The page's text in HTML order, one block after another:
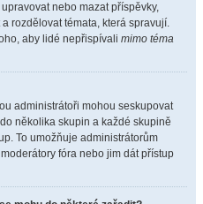
nebo mazat příspěvky,
rozdělovat témata, která spravují.
aby lidé nepřispívali mimo téma
administrátoři mohou seskupovat
několika skupin a každé skupině
To umožňuje administrátorům
fóra nebo jim dát přístup